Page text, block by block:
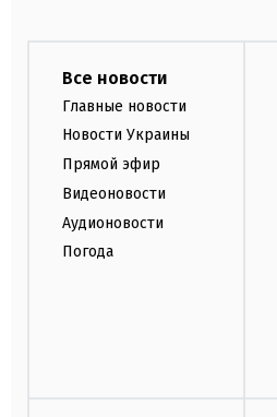
Все новости
Главные новости
Новости Украины
Прямой эфир
Видеоновости
Аудионовости
Погода